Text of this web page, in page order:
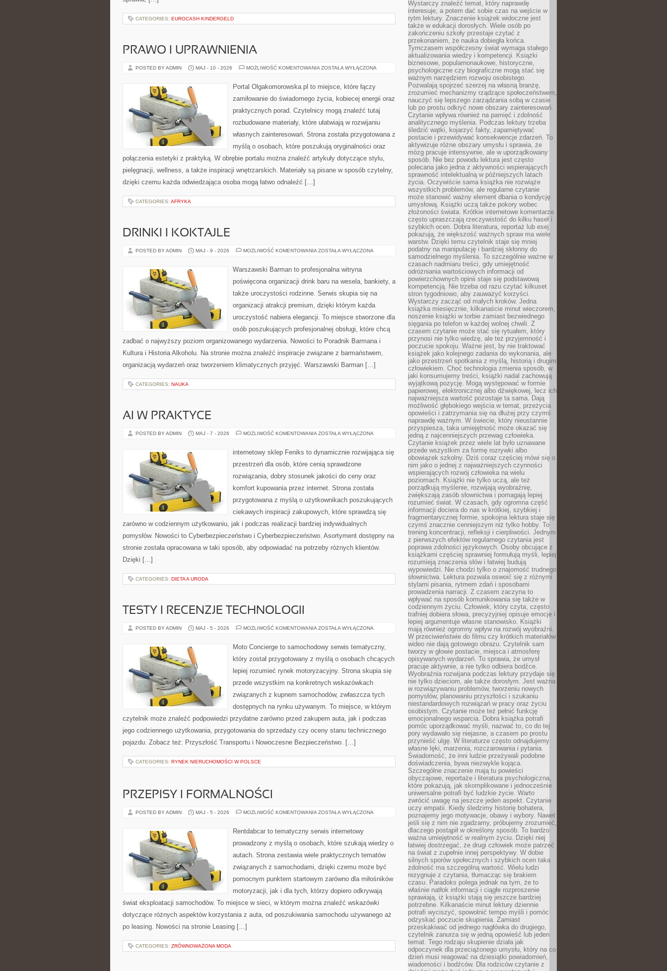
CATEGORIES: EUROCASH KINDERGELD
PRAWO I UPRAWNIENIA
POSTED BY ADMIN MAJ - 10 - 2026 MOŻLIWOŚĆ KOMENTOWANIA PRAWO
ZOSTAŁA WYŁĄCZONA
Portal Olgakomorowska.pl to miejsce, które łączy
zamiłowanie do świadomego życia, kobiecej energii oraz
praktycznych porad. Czytelnicy mogą znaleźć tutaj
rozbudowane materiały, które ułatwiają w rozwijaniu
własnych zainteresowań. Strona została przygotowana z
myślą o osobach, które poszukują oryginalności oraz
połączenia estetyki z praktyką. W obrębie portalu można znaleźć artykuły dotyczące stylu,
pielęgnacji, wellness, a także inspiracji wnętrzarskich. Materiały są pisane w sposób czytelny,
dzięki czemu każda odwiedzająca osoba mogą łatwo odnaleźć […]
CATEGORIES: AFRYKA
DRINKI I KOKTAJLE
POSTED BY ADMIN MAJ - 9 - 2026 MOŻLIWOŚĆ KOMENTOWANIA DRINKI
ZOSTAŁA WYŁĄCZONA
Warszawski Barman to profesjonalna witryna
poświęcona organizacji drink baru na wesela, bankiety, a
także uroczystości rodzinne. Serwis skupia się na
organizacji atrakcji premium, dzięki którym każda
uroczystość nabiera elegancji. To miejsce stworzone dla
osób poszukujących profesjonalnej obsługi, które chcą
zadbać o najwyższy poziom organizowanego wydarzenia. Nowości to Poradnik Barmana i
Kultura i Historia Alkoholu. Na stronie można znaleźć inspiracje związane z barmaństwem,
organizacją wydarzeń oraz tworzeniem klimatycznych przyjęć. Warszawski Barman […]
CATEGORIES: NAUKA
AI W PRAKTYCE
POSTED BY ADMIN MAJ - 7 - 2026 MOŻLIWOŚĆ KOMENTOWANIA AI
ZOSTAŁA WYŁĄCZONA
internetowy sklep Feniks to dynamicznie rozwijająca się
przestrzeń dla osób, które cenią sprawdzone
rozwiązania, dobry stosunek jakości do ceny oraz
komfort kupowania przez internet. Strona została
przygotowana z myślą o użytkownikach poszukujących
ciekawych inspiracji zakupowych, które sprawdzą się
zarówno w codziennym użytkowaniu, jak i podczas realizacji bardziej indywidualnych
pomysłów. Nowości to Cyberbezpieczeństwo i Cyberbezpieczeństwo. Asortyment dostępny na
stronie została opracowana w taki sposób, aby odpowiadać na potrzeby różnych klientów.
Dzięki […]
CATEGORIES: DIETA A URODA
TESTY I RECENZJE TECHNOLOGII
POSTED BY ADMIN MAJ - 5 - 2026 MOŻLIWOŚĆ KOMENTOWANIA TESTY
TECHNOLOGII
ZOSTAŁA WYŁĄCZONA
Moto Concierge to samochodowy serwis tematyczny,
który został przygotowany z myślą o osobach chcących
lepiej rozumieć rynek motoryzacyjny. Strona skupia się
przede wszystkim na konkretnych wskazówkach
związanych z kupnem samochodów, zwłaszcza tych
dostępnych na rynku używanym. To miejsce, w którym
czytelnik może znaleźć podpowiedzi przydatne zarówno przed zakupem auta, jak i podczas
jego codziennego użytkowania, przygotowania do sprzedaży czy oceny stanu technicznego
pojazdu. Zobacz też: Przyszłość Transportu i Nowoczesne Bezpieczeństwo. […]
CATEGORIES: RYNEK NIERUCHOMOŚCI W POLSCE
PRZEPISY I FORMALNOŚCI
POSTED BY ADMIN MAJ - 5 - 2026 MOŻLIWOŚĆ KOMENTOWANIA PRZEPISY
ZOSTAŁA WYŁĄCZONA
Rentdabcar to tematyczny serwis internetowy
prowadzony z myślą o osobach, które szukają wiedzy o
autach. Strona zestawia wiele praktycznych tematów
związanych z samochodami, dzięki czemu może być
pomocnym punktem startowym zarówno dla miłośników
motoryzacji, jak i dla tych, którzy dopiero odkrywają
świat eksploatacji samochodów. To miejsce w sieci, w którym można znaleźć wskazówki
dotyczące różnych aspektów korzystania z auta, od poszukiwania samochodu używanego aż
po leasing. Nowości na stronie Leasing […]
CATEGORIES: ZRÓWNOWAŻONA MODA
Wystarczy znaleźć temat, który naprawdę
interesuje, a potem dać sobie czas na wejście w
rytm lektury. Znaczenie książek widoczne jest
także w edukacji dorosłych. Wiele osób po
zakończeniu szkoły przestaje czytać z
przekonaniem, że nauka dobiegła końca.
Tymczasem współczesny świat wymaga stałego
aktualizowania wiedzy i kompetencji. Książki
biznesowe, popularnonaukowe, historyczne,
psychologiczne czy biograficzne mogą stać się
ważnym narzędziem rozwoju osobistego.
Pozwalają spojrzeć szerzej na własną branżę,
zrozumieć mechanizmy rządzące społeczeństwem,
nauczyć się lepszego zarządzania sobą w czasie
lub po prostu odkryć nowe obszary zainteresowań.
Czytanie wpływa również na pamięć i zdolność
analitycznego myślenia. Podczas lektury trzeba
śledzić wątki, kojarzyć fakty, zapamiętywać
postacie i przewidywać konsekwencje zdarzeń. To
aktywizuje różne obszary umysłu i sprawia, że
mózg pracuje intensywnie, ale w uporządkowany
sposób. Nie bez powodu lektura jest często
polecana jako jedna z aktywności wspierających
sprawność intelektualną w późniejszych latach
życia. Oczywiście sama książka nie rozwiąże
wszystkich problemów, ale regularne czytanie
może stanowić ważny element dbania o kondycję
umysłową. Książki uczą także pokory wobec
złożoności świata. Krótkie internetowe komentarze
często upraszczają rzeczywistość do kilku haseł i
szybkich ocen. Dobra literatura, reportaż lub esej
pokazują, że większość ważnych spraw ma wiele
warstw. Dzięki temu czytelnik staje się mniej
podatny na manipulację i bardziej skłonny do
samodzielnego myślenia. To szczególnie ważne w
czasach nadmiaru treści, gdy umiejętność
odróżniania wartościowych informacji od
powierzchownych opinii staje się podstawową
kompetencją. Nie trzeba od razu czytać kilkuset
stron tygodniowo, aby zauważyć korzyści.
Wystarczy zacząć od małych kroków. Jedna
książka miesięcznie, kilkanaście minut wieczorem,
noszenie książki w torbie zamiast bezwiednego
sięgania po telefon w każdej wolnej chwili. Z
czasem czytanie może stać się rytuałem, który
przynosi nie tylko wiedzę, ale też przyjemność i
poczucie spokoju. Ważne jest, by nie traktować
książek jako kolejnego zadania do wykonania, ale
jako przestrzeń spotkania z myślą, historią i drugim
człowiekiem. Choć technologia zmienia sposób, w
jaki konsumujemy treści, książki nadal zachowują
wyjątkową pozycję. Mogą występować w formie
papierowej, elektronicznej albo dźwiękowej, lecz ich
najważniejsza wartość pozostaje ta sama. Dają
możliwość głębokiego wejścia w temat, przeżycia
opowieści i zatrzymania się na dłużej przy czymś
naprawdę ważnym. W świecie, który nieustannie
przyspiesza, taka umiejętność może okazać się
jedną z najcenniejszych przewag człowieka.
Czytanie książek przez wiele lat było uznawane
przede wszystkim za formę rozrywki albo
obowiązek szkolny. Dziś coraz częściej mówi się o
nim jako o jednej z najważniejszych czynności
wspierających rozwój człowieka na wielu
poziomach. Książki nie tylko uczą, ale też
porządkują myślenie, rozwijają wyobraźnię,
zwiększają zasób słownictwa i pomagają lepiej
rozumieć świat. W czasach, gdy ogromna część
informacji dociera do nas w krótkiej, szybkiej i
fragmentarycznej formie, spokojna lektura staje się
czymś znacznie cenniejszym niż tylko hobby. To
trening koncentracji, refleksji i cierpliwości. Jednym
z pierwszych efektów regularnego czytania jest
poprawa zdolności językowych. Osoby obcujące z
książkami częściej sprawniej formułują myśli, lepiej
rozumieją znaczenia słów i łatwiej budują
wypowiedzi. Nie chodzi tylko o znajomość trudnego
słownictwa. Lektura pozwala oswoić się z różnymi
stylami pisania, rytmem zdań i sposobami
prowadzenia narracji. Z czasem zaczyna to
wpływać na sposób komunikowania się także w
codziennym życiu. Człowiek, który czyta, często
trafniej dobiera słowa, precyzyjniej opisuje emocje i
lepiej argumentuje własne stanowisko. Książki
mają również ogromny wpływ na rozwój wyobraźni.
W przeciwieństwie do filmu czy krótkich materiałów
wideo nie dają gotowego obrazu. Czytelnik sam
tworzy w głowie postacie, miejsca i atmosferę
opisywanych wydarzeń. To sprawia, że umysł
pracuje aktywnie, a nie tylko odbiera bodźce.
Wyobraźnia rozwijana podczas lektury przydaje się
nie tylko dzieciom, ale także dorosłym. Jest ważna
w rozwiązywaniu problemów, tworzeniu nowych
pomysłów, planowaniu przyszłości i szukaniu
niestandardowych rozwiązań w pracy oraz życiu
osobistym. Czytanie może też pełnić funkcję
emocjonalnego wsparcia. Dobra książka potrafi
pomóc uporządkować myśli, nazwać to, co do tej
pory wydawało się niejasne, a czasem po prostu
przynieść ulgę. W literaturze często odnajdujemy
własne lęki, marzenia, rozczarowania i pytania.
Świadomość, że inni ludzie przeżywali podobne
doświadczenia, bywa niezwykle kojąca.
Szczególne znaczenie mają tu powieści
obyczajowe, reportaże i literatura psychologiczna,
które pokazują, jak skomplikowane i jednocześnie
uniwersalne potrafi być ludzkie życie. Warto
zwrócić uwagę na jeszcze jeden aspekt. Czytanie
uczy empatii. Kiedy śledzimy historię bohatera,
poznajemy jego motywacje, obawy i wybory. Nawet
jeśli się z nim nie zgadzamy, próbujemy zrozumieć,
dlaczego postąpił w określony sposób. To bardzo
ważna umiejętność w realnym życiu. Dzięki niej
łatwiej dostrzegać, że drugi człowiek może patrzeć
na świat z zupełnie innej perspektywy. W dobie
silnych sporów społecznych i szybkich ocen taka
zdolność ma szczególną wartość. Wielu ludzi
rezygnuje z czytania, tłumacząc się brakiem
czasu. Paradoks polega jednak na tym, że to
właśnie natłok informacji i ciągłe rozproszenie
sprawiają, iż książki stają się jeszcze bardziej
potrzebne. Kilkanaście minut lektury dziennie
potrafi wyciszyć, spowolnić tempo myśli i pomóc
odzyskać poczucie skupienia. Zamiast
przeskakiwać od jednego nagłówka do drugiego,
czytelnik zanurza się w jedną opowieść lub jeden
temat. Tego rodzaju skupienie działa jak
odpoczynek dla przeciążonego umysłu, który na co
dzień musi reagować na dziesiątki powiadomień,
wiadomości i bodźców. Dla rodziców czytanie z